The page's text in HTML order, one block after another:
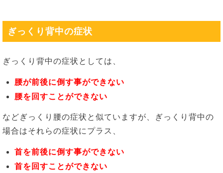
ぎっくり背中の症状
ぎっくり背中の症状としては、
腰が前後に倒す事ができない
腰を回すことができない
などぎっくり腰の症状と似ていますが、ぎっくり背中の
場合はそれらの症状にプラス、
首を前後に倒す事ができない
首を回すことができない